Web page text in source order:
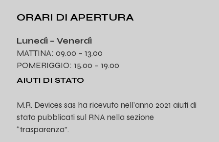
ORARI DI APERTURA
Lunedì – Venerdì
MATTINA: 09.00 – 13.00
POMERIGGIO: 15.00 – 19.00
AIUTI DI STATO
M.R. Devices sas ha ricevuto nell’anno 2021 aiuti di
stato pubblicati sul RNA nella sezione
“trasparenza”.